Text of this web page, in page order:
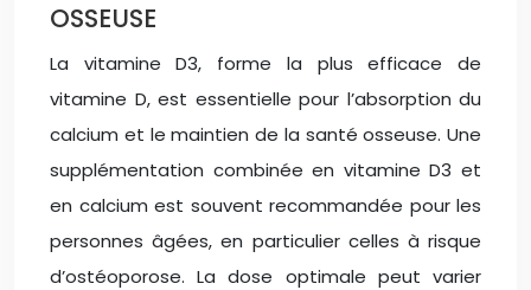
OSSEUSE
La vitamine D3, forme la plus efficace de
vitamine D, est essentielle pour l’absorption du
calcium et le maintien de la santé osseuse. Une
supplémentation combinée en vitamine D3 et
en calcium est souvent recommandée pour les
personnes âgées, en particulier celles à risque
d’ostéoporose. La dose optimale peut varier